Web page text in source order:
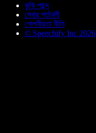
কুকি পছন্দ
সেবার শর্তাবলী
গোপনীয়তা নীতি
© Speechify Inc 2026